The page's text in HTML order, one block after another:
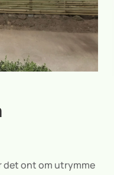
det ont om utrymme